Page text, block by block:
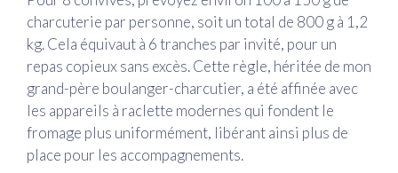
charcuterie par personne, soit un total de 800 g à 1,2
kg. Cela équivaut à 6 tranches par invité, pour un
repas copieux sans excès. Cette règle, héritée de mon
grand-père boulanger-charcutier, a été affinée avec
les appareils à raclette modernes qui fondent le
fromage plus uniformément, libérant ainsi plus de
place pour les accompagnements.